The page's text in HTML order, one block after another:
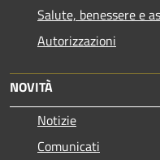
Salute, benessere e
Autorizzazioni
NOVITÀ
Notizie
Comunicati